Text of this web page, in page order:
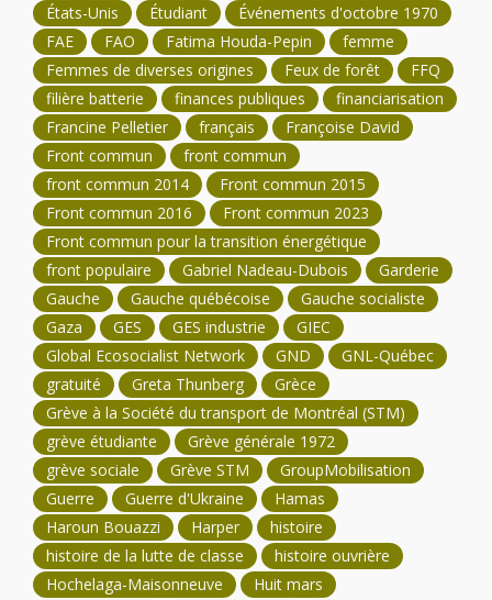
États-Unis
Étudiant
Événements d'octobre 1970
FAE
FAO Fatima Houda-Pepin
femme
Femmes de diverses origines
Feux de forêt
FFQ
filière batterie
finances publiques
financiarisation
Francine Pelletier
français
Françoise David
Front commun
front commun
front commun 2014
Front commun 2015
Front commun 2016
Front commun 2023
Front commun pour la transition énergétique
front populaire
Gabriel Nadeau-Dubois
Garderie
Gauche
Gauche québécoise
Gauche socialiste
Gaza
GES GES industrie
GIEC
Global Ecosocialist Network
GND
GNL-Québec
gratuité
Greta Thunberg
Grèce
Grève à la Société du transport de Montréal (STM)
grève étudiante
Grève générale 1972
grève sociale
Grève STM
GroupMobilisation
Guerre
Guerre d'Ukraine
Hamas
Haroun Bouazzi
Harper
histoire
histoire de la lutte de classe
histoire ouvrière
Hochelaga-Maisonneuve
Huit mars